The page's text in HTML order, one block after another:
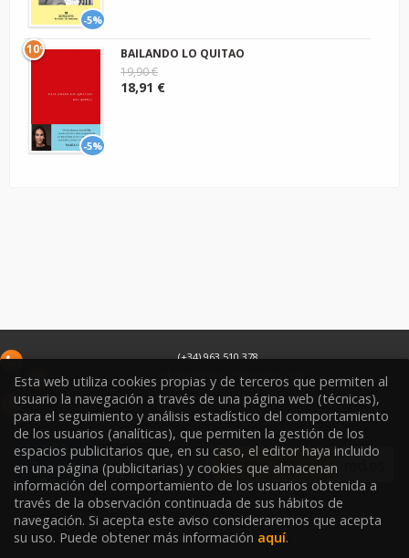
-5%
-5%
10º
BAILANDO LO QUITAO
19,90 €
18,91 €
(+34) 963 510 378
infoweb@libreriasoriano.com
C/ Xàtiva 15
46002 Valencia España
Condiciones de venta
Esta web utiliza cookies propias y de terceros que permiten al
usuario la navegación a través de una página web (técnicas),
para el seguimiento y análisis estadístico del comportamiento
de los usuarios (analíticas), que permiten la gestión de los
espacios publicitarios que, en su caso, el editor haya incluido
en una página (publicitarias) y cookies que almacenan
información del comportamiento de los usuarios obtenida a
través de la observación continuada de sus hábitos de
navegación. Si acepta este aviso consideraremos que acepta
su uso. Puede obtener más información aquí.